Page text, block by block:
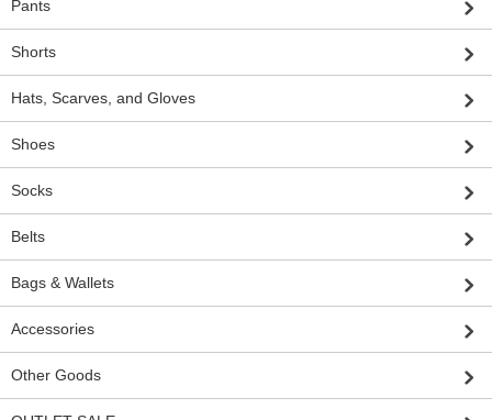
Pants
Shorts
Hats, Scarves, and Gloves
Shoes
Socks
Belts
Bags & Wallets
Accessories
Other Goods